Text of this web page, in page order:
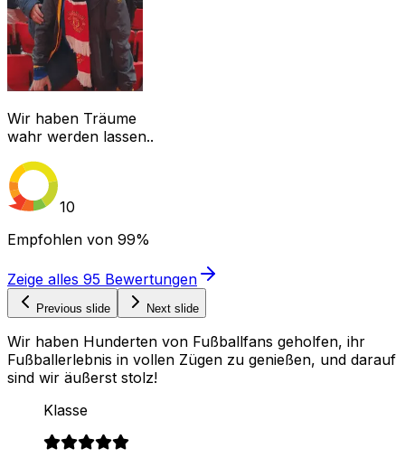
Wir haben Träume
wahr werden lassen..
10
Empfohlen von 99%
Zeige alles 95 Bewertungen
Previous slide Next slide
Wir haben Hunderten von Fußballfans geholfen, ihr
Fußballerlebnis in vollen Zügen zu genießen, und darauf
sind wir äußerst stolz!
Klasse